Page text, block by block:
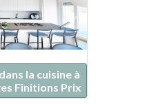
la cuisine à
Finitions Prix